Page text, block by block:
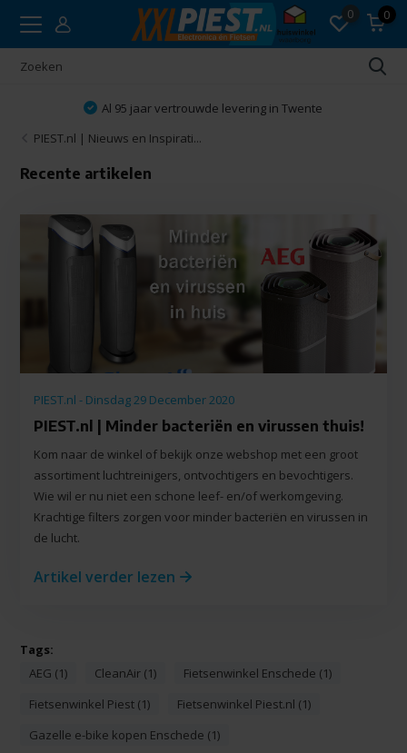
0 0
Al 95 jaar vertrouwde levering in Twente
PIEST.nl | Nieuws en Inspirati...
Recente artikelen
PIEST.nl - Dinsdag 29 December 2020
PIEST.nl | Minder bacteriën en virussen thuis!
Kom naar de winkel of bekijk onze webshop met een groot
assortiment luchtreinigers, ontvochtigers en bevochtigers.
Wie wil er nu niet een schone leef- en/of werkomgeving.
Krachtige filters zorgen voor minder bacteriën en virussen in
de lucht.
Artikel verder lezen
Tags:
AEG (1)
CleanAir (1)
Fietsenwinkel Enschede (1)
Fietsenwinkel Piest (1)
Fietsenwinkel Piest.nl (1)
Gazelle e-bike kopen Enschede (1)